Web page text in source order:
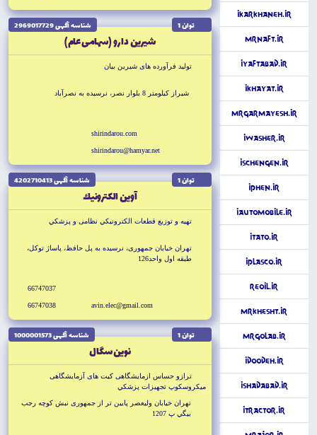
iKarkhaneh.ir
MrNaft.ir
iYaftAbad.ir
iKhayat.ir
MrGarmayesh.ir
iWasher.ir
iSchengen.ir
iPhen.ir
iAutomobile.ir
iTato.ir
iPlasco.ir
ReOil.ir
MrKhesht.ir
MrGolab.ir
iDoodeh.ir
iShadabad.ir
iTractor.ir
توان 1 شناسه آگهى 2969017729
شيرين دارو (سهامى عام)
توليد فرآورده هاى شيرين بيان
شيراز كيلومتر 8 بلوار نصر، نرسيده به نصرآباد
shirindarou.com
shirindarou@hamyar.net
توان 1 شناسه آگهى 4202710413
آوين الكترونيك
تهيه و توزيع قطعات الكترونيكي نظامى و پزشكي
تهران خيابان جمهورى، نرسيده به پل حافظ، پاساژ توكل،
طبقه اول واحد126
avin.elec@gmail.com
66747037
66747038
توان 1 شناسه آگهى 1000001573
نوين سگال
ترازو حساس ازمايشگاهى كيت هاى آزمايشگاهى
ميكروسكوپ تجهيزات پزشكي
تهران خيابان وليعصر پايين تر از جمهورى نبش كوچه رجب
بيگي پ 1207